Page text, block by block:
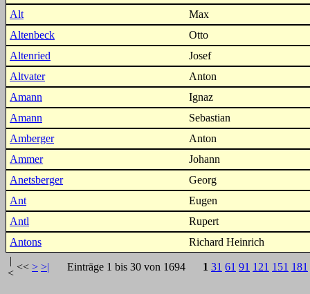
Alt
Max
Altenbeck
Otto
Altenried
Josef
Altvater
Anton
Amann
Ignaz
Amann
Sebastian
Amberger
Anton
Ammer
Johann
Anetsberger
Georg
Ant
Eugen
Antl
Rupert
Antons
Richard Heinrich
|
<
<< > >| Einträge 1 bis 30 von 1694 1 31 61 91 121 151 181